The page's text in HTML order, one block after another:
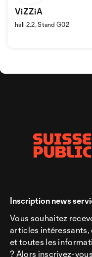
ViZZiA
hall 2.2, Stand G02
Inscription news
Vous souhaitez
articles intéressants,
et toutes les
? Alors inscrivez-